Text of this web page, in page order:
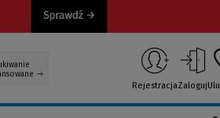
RejestracjaZaloguj